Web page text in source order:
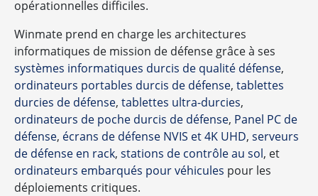
opérationnelles difficiles.
Winmate prend en charge les architectures
informatiques de mission de défense grâce à ses
systèmes informatiques durcis de qualité défense,
ordinateurs portables durcis de défense, tablettes
durcies de défense, tablettes ultra-durcies,
ordinateurs de poche durcis de défense, Panel PC de
défense, écrans de défense NVIS et 4K UHD, serveurs
de défense en rack, stations de contrôle au sol, et
ordinateurs embarqués pour véhicules pour les
déploiements critiques.